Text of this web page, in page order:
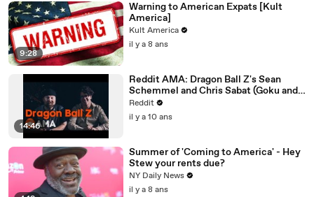
9:28
Warning to American Expats [Kult
America]
Kult America
il y a 8 ans
14:46
Reddit AMA: Dragon Ball Z's Sean
Schemmel and Chris Sabat (Goku and
Vegeta)
Reddit
il y a 10 ans
Summer of 'Coming to America' - Hey
Stew your rents due?
NY Daily News
il y a 8 ans